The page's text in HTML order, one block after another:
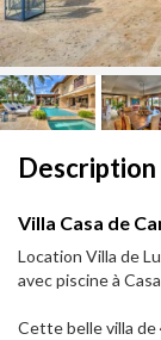
Description
Villa Casa de
Location Villa de
avec piscine à
Cette belle villa de